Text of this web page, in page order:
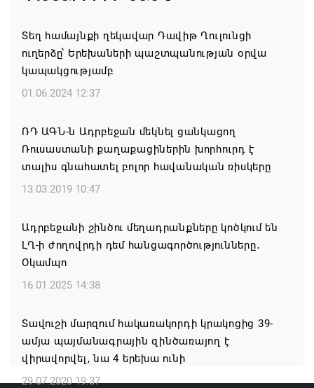
Միասնական աղոթք և Ամենայն Հայոց
Կաթողիկոսի հայրապետական պատգամը
Միածնաէջ Մայր Տաճարում
Ժամանակակից Բելառուսին պակասում է այն
կառավարման համակարգը, որը կար խորհրդային
ժամանակներում, հայտարարել է Ալեքսանդր
07.08.2026 17:16
ՀՀ ԱԱԾ սահմանապահ զորքերի
պատվիրակությունն այցելել է Լիտվայի
07.08.2026 16:57
Գարեգին Բ-ի և եպիսկոպոսների գործով
դատավորն ինքնաբացարկ է հայտնել
Տեղ համայնքի ղեկավար Դավիթ Ղուլունցի
ուղերձը՝ Երեխաների պաշտպանության օրվա
կապակցությամբ
01.06.2024 12:37
ՌԴ ԱԳՆ-ն Ադրբեջան մեկնել ցանկացող
Ռուսաստանի քաղաքացիներին խորհուրդ է
տալիս գնահատել բոլոր հավանական ռիսկերը
13.03.2019 10:47
Ադրբեջանի շինծու մեղադրանքները կոծկում են
ԼՂ-ի ժողովրդի դեմ հանցագործությունները․
Օկամպո
16.01.2025 14:38
Տավուշի մարզում հակառակորդի կրակոցից 39-
ամյա պայմանագրային զինծառայող է
վիրավորվել, նա 4 երեխա ունի
29.07.2020 19:37